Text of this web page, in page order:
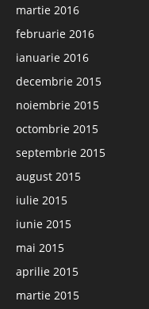
martie 2016
februarie 2016
ianuarie 2016
decembrie 2015
noiembrie 2015
octombrie 2015
septembrie 2015
august 2015
iulie 2015
iunie 2015
mai 2015
aprilie 2015
martie 2015